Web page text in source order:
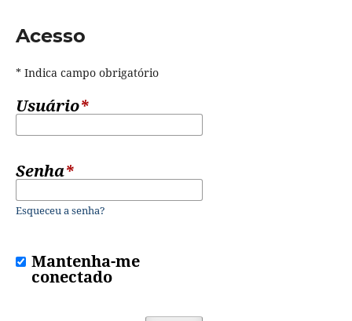
Acesso
* Indica campo obrigatório
Usuário*
Senha*
Esqueceu a senha?
Mantenha-me
conectado